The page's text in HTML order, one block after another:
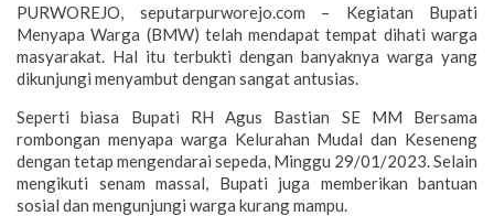
PURWOREJO, seputarpurworejo.com – Kegiatan Bupati
Menyapa Warga (BMW) telah mendapat tempat dihati warga
masyarakat. Hal itu terbukti dengan banyaknya warga yang
dikunjungi menyambut dengan sangat antusias.
Seperti biasa Bupati RH Agus Bastian SE MM Bersama
rombongan menyapa warga Kelurahan Mudal dan Keseneng
dengan tetap mengendarai sepeda, Minggu 29/01/2023. Selain
mengikuti senam massal, Bupati juga memberikan bantuan
sosial dan mengunjungi warga kurang mampu.